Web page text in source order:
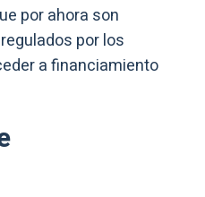
por ahora son
por los
a financiamiento